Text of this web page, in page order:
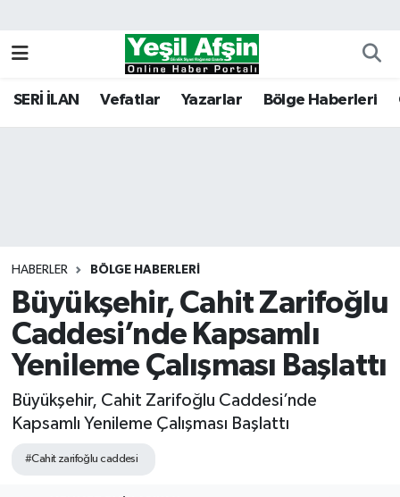
SERİ İLAN Vefatlar Yazarlar Bölge Haberleri
HABERLER BÖLGE HABERLERI
Büyükşehir, Cahit Zarifoğlu
Caddesi’nde Kapsamlı
Yenileme Çalışması Başlattı
Büyükşehir, Cahit Zarifoğlu Caddesi’nde
Kapsamlı Yenileme Çalışması Başlattı
#Cahit zarifoğlu caddesi
Kahramanmaraş Nöbetçi Eczaneler
Tüm Manşetler
Son Dakika Haberleri